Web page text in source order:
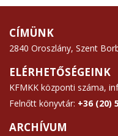
CÍMÜNK
2840 Oroszlány, Szent
ELÉRHETŐSÉGEINK
KFMKK központi száma,
Felnőtt könyvtár: +36 (20)
ARCHÍVUM